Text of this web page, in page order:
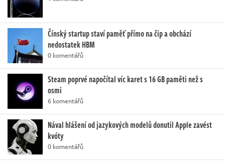
Čínský startup staví paměť přímo na čip a obchází
nedostatek HBM
0 komentářů
Steam poprvé napočítal víc karet s 16 GB paměti než s
osmi
6 komentářů
Nával hlášení od jazykových modelů donutil Apple zavést
kvóty
0 komentářů